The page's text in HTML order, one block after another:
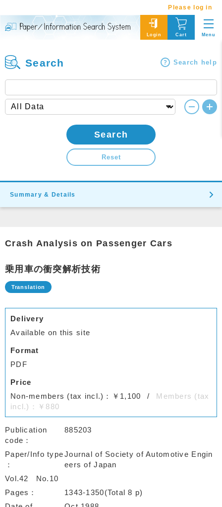
Please log in
Login Cart Menu
Search Search help
Search
Reset
Summary & Details
Crash Analysis on Passenger Cars
乗用車の衝突解析技術
Delivery
Available on this site
Format
PDF
Price
Non-members (tax incl.)：￥1,100
Members (tax
incl.)：￥880
Publication
code
885203
Paper/Info typeJournal of Society of Automotive Engin
eers of Japan
Vol.42
No.10
Pages
1343-1350(Total 8 p)